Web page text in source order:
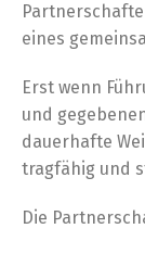
eines
Erst wenn
und
dauerhafte
tragfähig und
Die